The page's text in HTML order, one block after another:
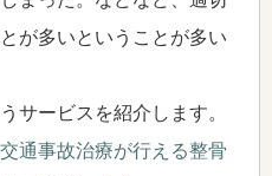
が多いということが多い
サービスを紹介します。
通事故治療が行える整骨